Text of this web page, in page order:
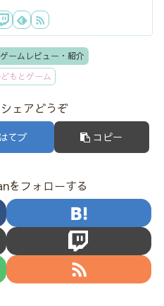
ゲームレビュー・紹介
もとゲーム
ェアどうぞ
はてブ コピー
をフォローする